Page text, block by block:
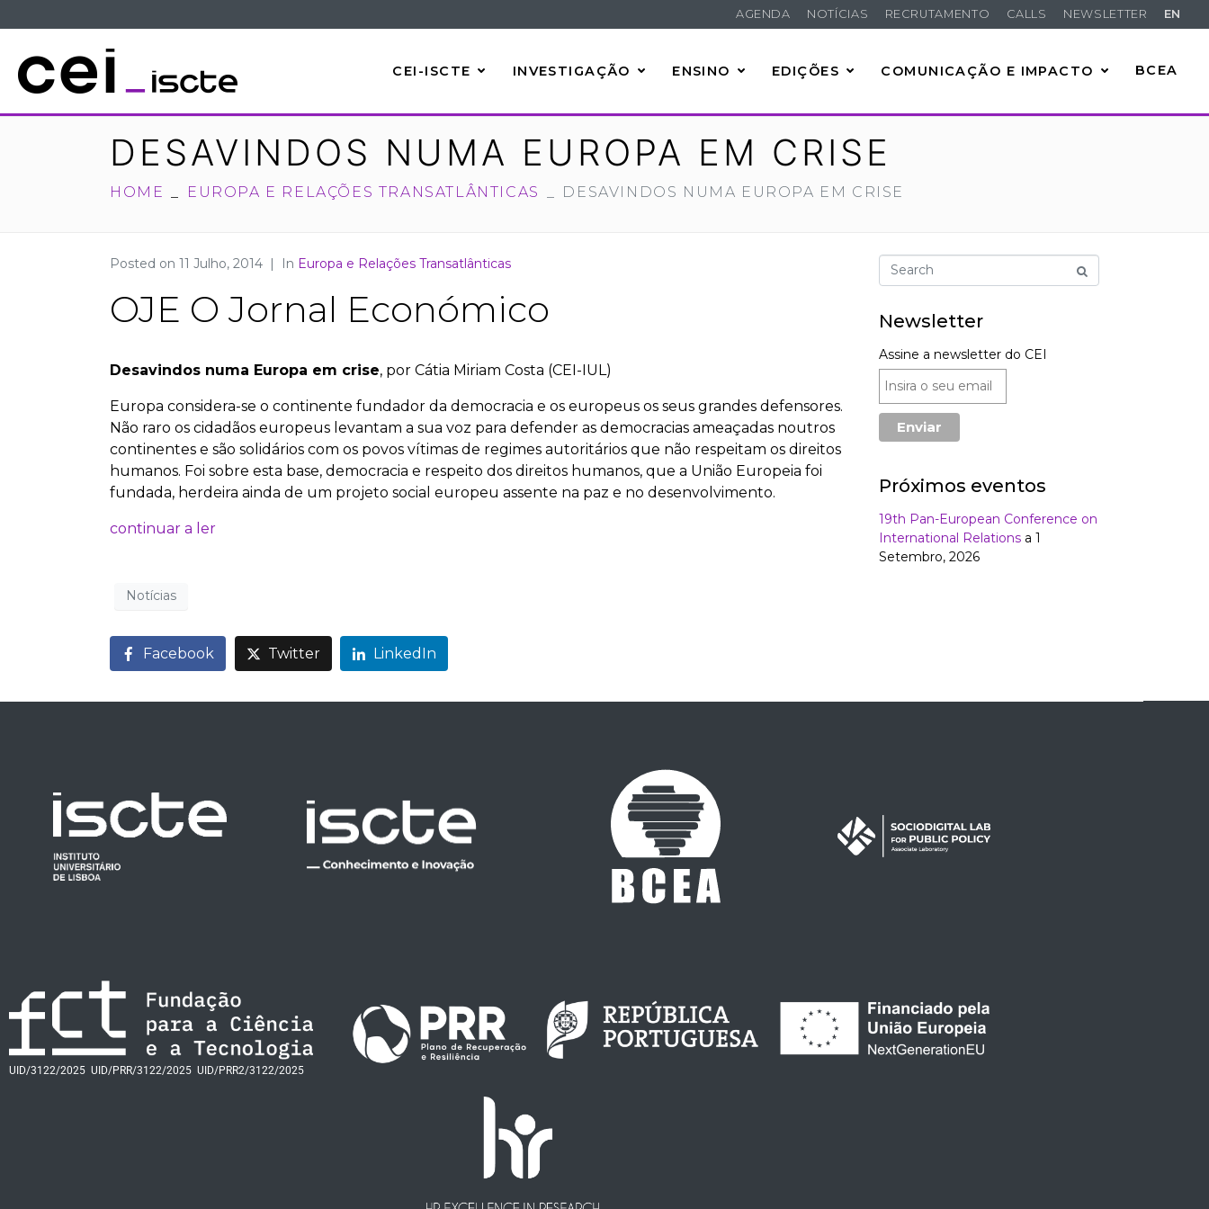
AGENDA NOTÍCIAS RECRUTAMENTO CALLS NEWSLETTER EN
CEI-ISCTE INVESTIGAÇÃO ENSINO EDIÇÕES COMUNICAÇÃO E IMPACTO BCEA
DESAVINDOS NUMA EUROPA EM CRISE
HOME EUROPA E RELAÇÕES TRANSATLÂNTICAS DESAVINDOS NUMA EUROPA EM CRISE
Posted on 11 Julho, 2014 In Europa e Relações Transatlânticas
OJE O Jornal Económico
Desavindos numa Europa em crise, por Cátia Miriam Costa (CEI-IUL)
Europa considera-se o continente fundador da democracia e os europeus os seus grandes defensores.
Não raro os cidadãos europeus levantam a sua voz para defender as democracias ameaçadas noutros
continentes e são solidários com os povos vítimas de regimes autoritários que não respeitam os direitos
humanos. Foi sobre esta base, democracia e respeito dos direitos humanos, que a União Europeia foi
fundada, herdeira ainda de um projeto social europeu assente na paz e no desenvolvimento.
continuar a ler
Notícias
Facebook Twitter LinkedIn
Newsletter
Assine a newsletter do CEI
Próximos eventos
19th Pan-European Conference on
International Relations a 1
Setembro, 2026
UID/3122/2025 UID/PRR/3122/2025 UID/PRR2/3122/2025